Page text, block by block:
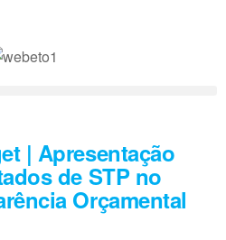
| Apresentação
de STP no
Orçamental